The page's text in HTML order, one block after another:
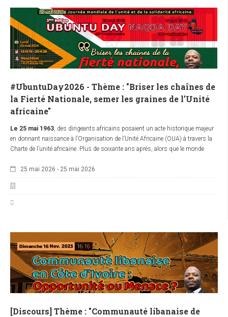
respect du vivant ».
#UbuntuDay2026 - Thème : "Briser les chaînes de
la Fierté Nationale, semer les graines de l’Unité
africaine"
Le 25 mai 1963, des dirigeants africains posaient un acte historique majeur
en donnant naissance à l’Organisation de l’Unité Africaine (OUA) à travers la
Charte de l’unité africaine. Plus de soixante ans après, alors que le monde
l’unité africaine revient avec une urgence nouvelle. Pourtant, au moment même
où cette unité devient une nécessité de survie collective, les divisions internes
semblent s’intensifier partout sur le continent. Pourquoi les peuples africains
peinent-ils encore à se percevoir comme un même corps historique face aux
25 mai 2026 - 25 mai 2026
[Discours] Thème : "Communauté libanaise de